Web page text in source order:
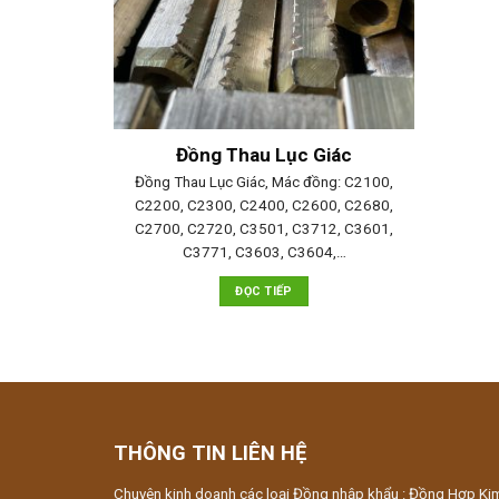
Đồng Thau Lục Giác
Đồng Thau Lục Giác, Mác đồng: C2100,
C2200, C2300, C2400, C2600, C2680,
C2700, C2720, C3501, C3712, C3601,
C3771, C3603, C3604,…
ĐỌC TIẾP
THÔNG TIN LIÊN HỆ
Chuyên kinh doanh các loại Đồng nhập khẩu : Đồng Hợp